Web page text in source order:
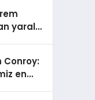
yaralar
Conroy:
en